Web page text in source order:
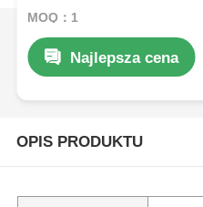
MOQ：1
Najlepsza cena
OPIS PRODUKTU